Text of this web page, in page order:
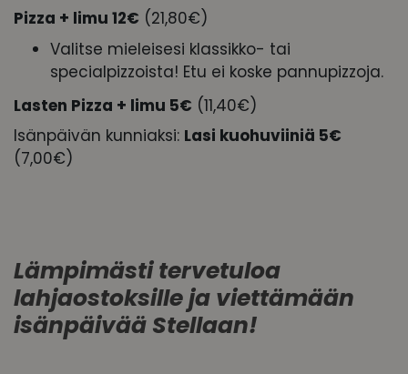
Pizza + limu 12€ (21,80€)
Valitse mieleisesi klassikko- tai
specialpizzoista! Etu ei koske pannupizzoja.
Lasten Pizza + limu 5€ (11,40€)
Isänpäivän kunniaksi: Lasi kuohuviiniä 5€
(7,00€)
Lämpimästi tervetuloa
lahjaostoksille ja viettämään
isänpäivää Stellaan!